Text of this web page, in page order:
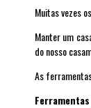
Muitas vezes
Manter um
do nosso
As